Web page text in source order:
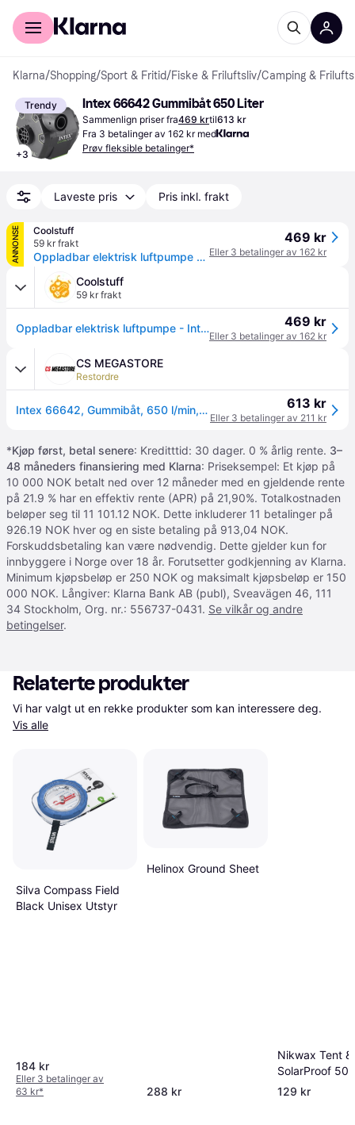
For kunder
Klarna/Shopping/Sport & Fritid/Fiske & Friluftsliv/Camping &
Trendy
+3
Intex 66642 Gummibåt 650 Liter
Sammenlign priser fra469 krtil613 kr
Fra 3 betalinger av 162 kr med
Prøv fleksible betalinger*
Laveste pris Pris inkl. frakt
ANNONSE
Coolstuff
59 kr frakt
Oppladbar elektrisk luftpumpe - Intex
469 kr
Eller 3 betalinger av 162 kr
Coolstuff
59 kr frakt
Oppladbar elektrisk luftpumpe - Intex 469 kr
Eller 3 betalinger av 162 kr
CS MEGASTORE
Restordre
Intex 66642, Gummibåt, 650 l/min, Sort, Plast, China, Batteri 613 kr
Eller 3 betalinger av 211 kr
*Kjøp først, betal senere: Kreditttid: 30 dager. 0 % årlig rente. 3–
48 måneders finansiering med Klarna: Priseksempel: Et kjøp på
10 000 NOK betalt ned over 12 måneder med en gjeldende rente
på 21.9 % har en effektiv rente (APR) på 21,90%. Totalkostnaden
beløper seg til 11 101.12 NOK. Dette inkluderer 11 betalinger på
926.19 NOK hver og en siste betaling på 913,04 NOK.
Forskuddsbetaling kan være nødvendig. Dette gjelder kun for
innbyggere i Norge over 18 år. Forutsetter godkjenning av Klarna.
Minimum kjøpsbeløp er 250 NOK og maksimalt kjøpsbeløp er 150
000 NOK. Långiver: Klarna Bank AB (publ), Sveavägen 46, 111
34 Stockholm, Org. nr.: 556737-0431. Se vilkår og andre
betingelser.
Relaterte produkter
Vis alle
Silva Compass Field
Black Unisex Utstyr
184 kr
Eller 3 betalinger av
63 kr*
Helinox Ground Sheet
288 kr
Nikwax Tent &
SolarProof
129 kr